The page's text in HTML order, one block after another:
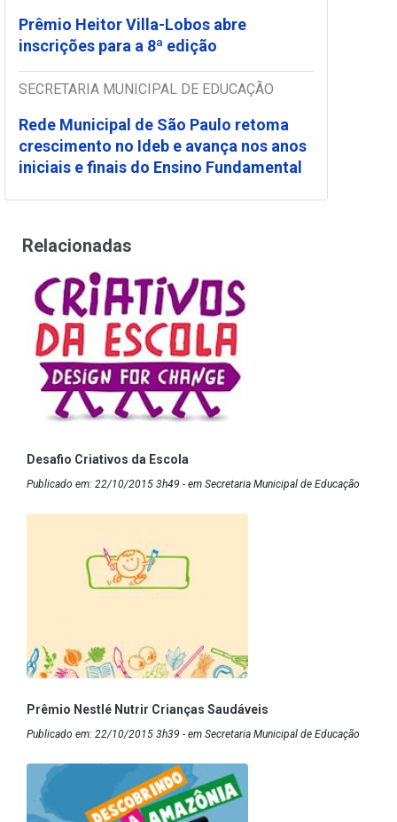
Prêmio Heitor Villa-Lobos abre
inscrições para a 8ª edição
SECRETARIA MUNICIPAL DE EDUCAÇÃO
Rede Municipal de São Paulo retoma
crescimento no Ideb e avança nos anos
iniciais e finais do Ensino Fundamental
Relacionadas
Desafio Criativos da Escola
Publicado em: 22/10/2015 3h49 - em Secretaria Municipal de Educação
Prêmio Nestlé Nutrir Crianças Saudáveis
Publicado em: 22/10/2015 3h39 - em Secretaria Municipal de Educação